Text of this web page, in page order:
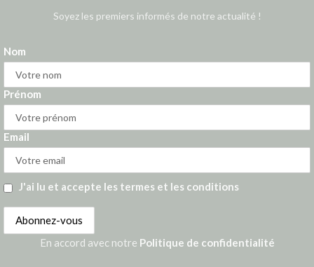
Soyez les premiers informés de notre actualité !
Nom
Prénom
Email
J'ai lu et accepte les termes et les conditions
En accord avec notre Politique de confidentialité